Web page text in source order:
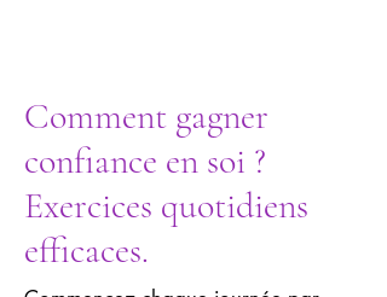
Comment gagner
confiance en soi ?
Exercices quotidiens
efficaces.